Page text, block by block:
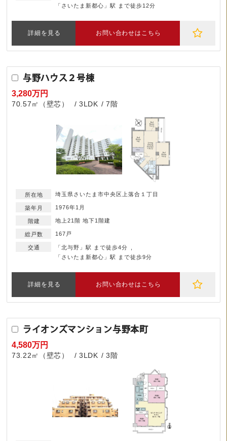
「さいたま新都心」駅 まで徒歩12分
詳細を見る お問い合わせはこちら
与野ハウス２号棟
3,280万円
70.57㎡（壁芯） 3LDK 7階
埼玉県さいたま市中央区上落合１丁目
1976年1月
地上21階 地下1階建
167戸
「北与野」駅 まで徒歩4分
「さいたま新都心」駅 まで徒歩9分
詳細を見る お問い合わせはこちら
ライオンズマンション与野本町
4,580万円
73.22㎡（壁芯） 3LDK 3階